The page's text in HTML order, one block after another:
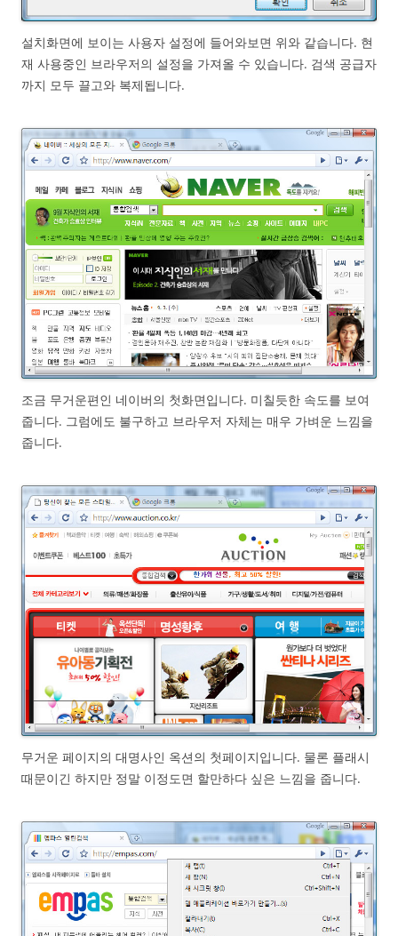
설치화면에 보이는 사용자 설정에 들어와보면 위와 같습니다. 현
재 사용중인 브라우저의 설정을 가져올 수 있습니다. 검색 공급자
까지 모두 끌고와 복제됩니다.
조금 무거운편인 네이버의 첫화면입니다. 미칠듯한 속도를 보여
줍니다. 그럼에도 불구하고 브라우저 자체는 매우 가벼운 느낌을
줍니다.
무거운 페이지의 대명사인 옥션의 첫페이지입니다. 물론 플래시
때문이긴 하지만 정말 이정도면 할만하다 싶은 느낌을 줍니다.